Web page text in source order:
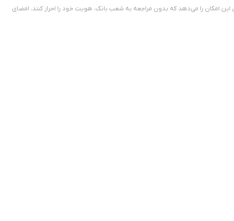
این امکان را می‌دهد که بدون مراجعه به شعب بانک، هویت خود را احراز کنند، امضای
قابل استفاده است.